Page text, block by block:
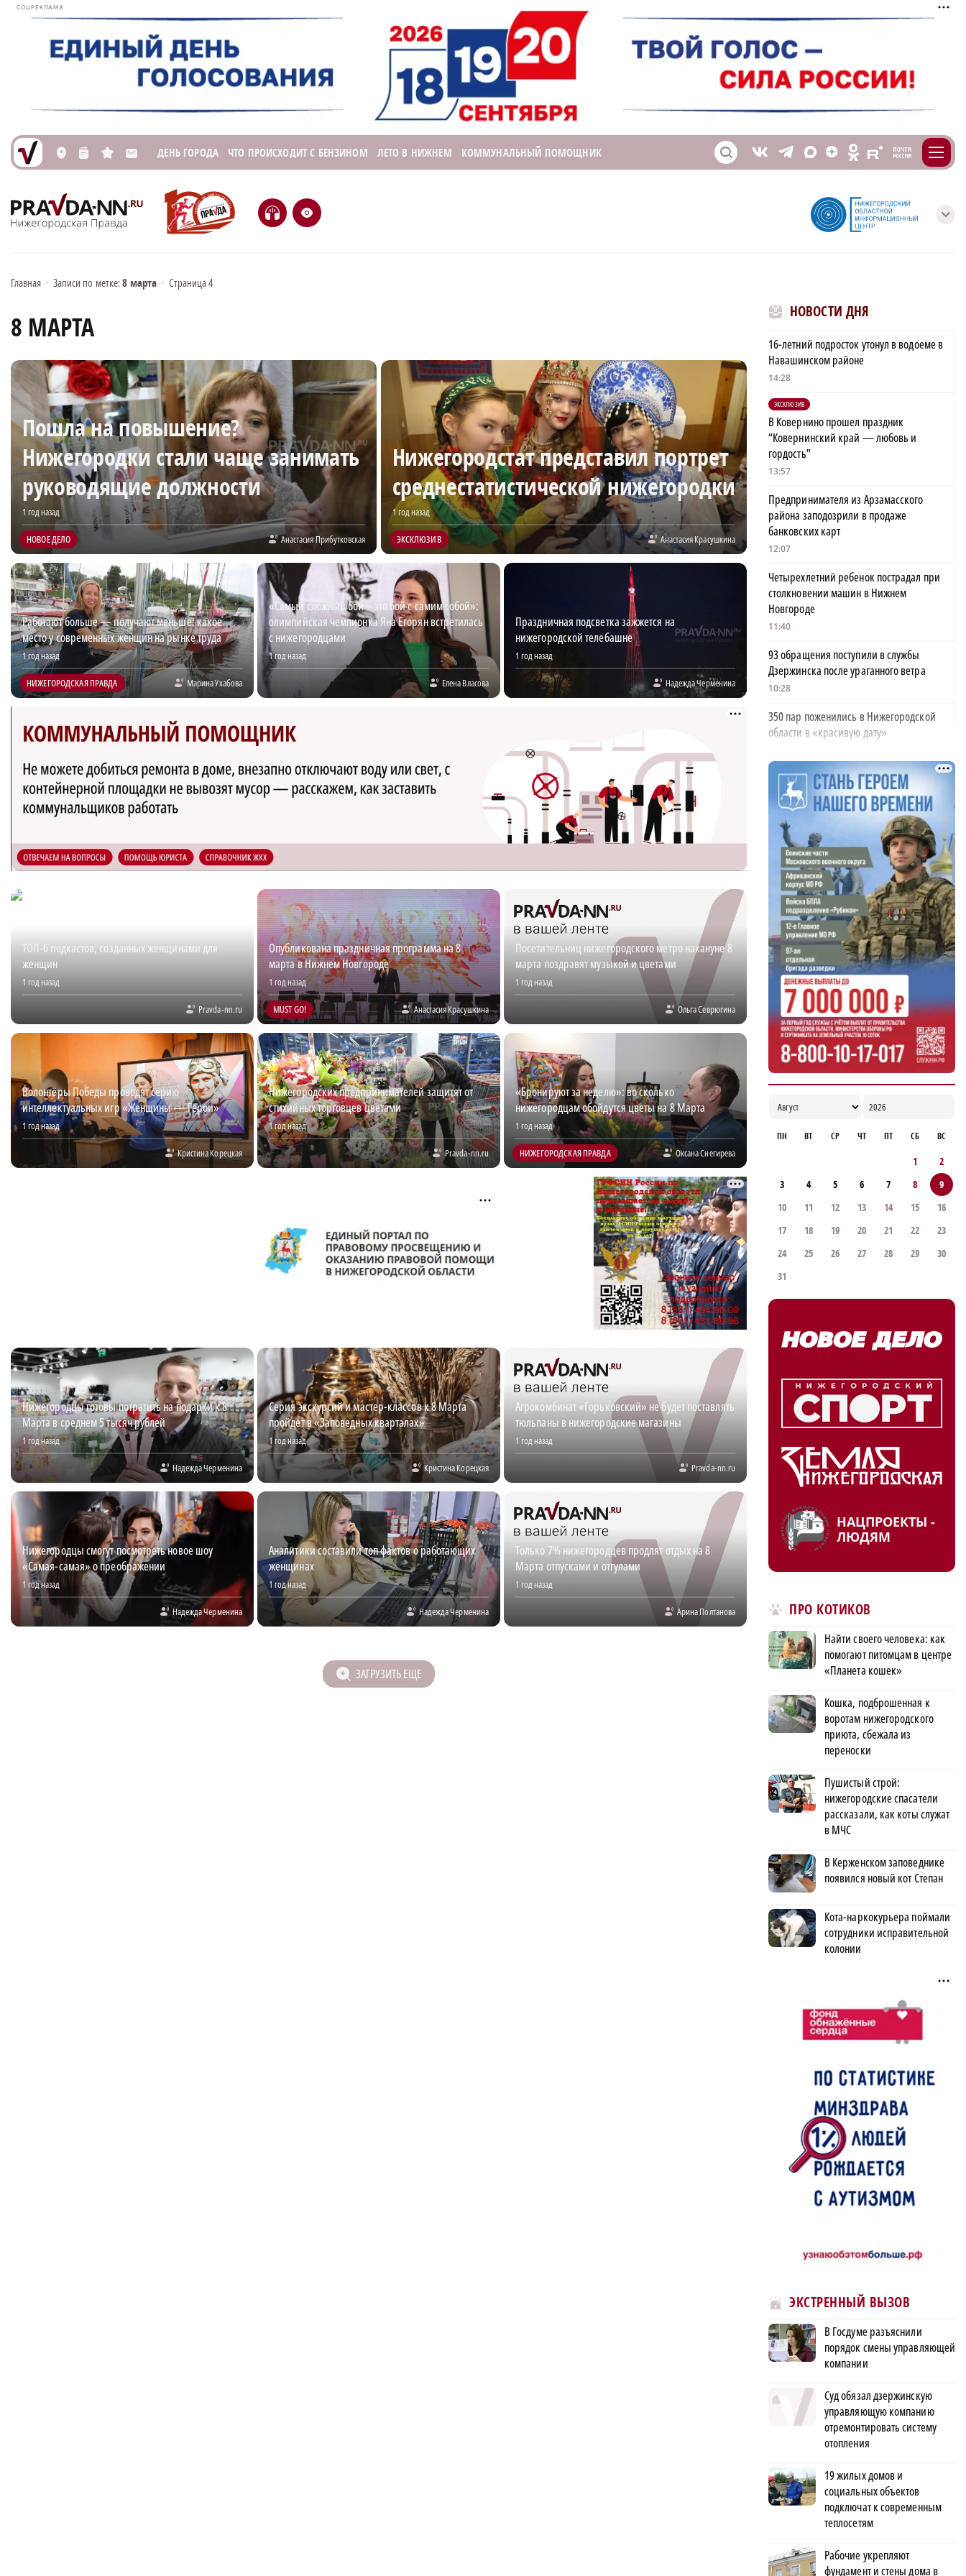
СОЦРЕКЛАМА
L n s M ДЕНЬ ГОРОДА ЧТО ПРОИСХОДИТ С БЕНЗИНОМ ЛЕТО В НИЖНЕМ КОММУНАЛЬНЫЙ ПОМОЩНИК S V T X Z O E m
H e с
Главная • Записи по метке:8 марта • Страница 4
8 МАРТА
Пошла на повышение?
Нижегородки стали чаще занимать
руководящие должности
1 год назад
НОВОЕ ДЕЛО Анастасия Прибутковская
Нижегородстат представил портрет
среднестатистической нижегородки
1 год назад
ЭКСКЛЮЗИВ Анастасия Красушкина
Работают больше — получают меньше: какое
место у современных женщин на рынке труда
1 год назад
НИЖЕГОРОДСКАЯ ПРАВДА Марина Ухабова
«Самый сложный бой – это бой с самим собой»:
олимпийская чемпионка Яна Егорян встретилась
с нижегородцами
1 год назад
Елена Власова
Праздничная подсветка зажжется на
нижегородской телебашне
1 год назад
Надежда Черменина
ТОП‑6 подкастов, созданных женщинами для
женщин
1 год назад
Pravda-nn.ru
Опубликована праздничная программа на 8
марта в Нижнем Новгороде
1 год назад
MUST GO! Анастасия Красушкина
Посетительниц нижегородского метро накануне 8
марта поздравят музыкой и цветами
1 год назад
Ольга Севрюгина
Волонтёры Победы проводят серию
интеллектуальных игр «Женщины — Герои»
1 год назад
Кристина Корецкая
Нижегородских предпринимателей защитят от
стихийных торговцев цветами
1 год назад
Pravda-nn.ru
«Бронируют за неделю»: во сколько
нижегородцам обойдутся цветы на 8 Марта
1 год назад
НИЖЕГОРОДСКАЯ ПРАВДА Оксана Снегирева
Нижегородцы готовы потратить на подарки к 8
Марта в среднем 5 тысяч рублей
1 год назад
Надежда Черменина
Серия экскурсий и мастер-классов к 8 Марта
пройдет в «Заповедных кварталах»
1 год назад
Кристина Корецкая
Агрокомбинат «Горьковский» не будет поставлять
тюльпаны в нижегородские магазины
1 год назад
Pravda-nn.ru
Нижегородцы смогут посмотреть новое шоу
«Самая-самая» о преображении
1 год назад
Надежда Черменина
Аналитики составили топ фактов о работающих
женщинах
1 год назад
Надежда Черменина
Только 7% нижегородцев продлят отдых на 8
Марта отпусками и отгулами
1 год назад
Арина Полтанова
ЗАГРУЗИТЬ ЕЩЕ
НОВОСТИ ДНЯ
16-летний подросток утонул в водоеме в
Навашинском районе
14:28
ЭКСКЛЮЗИВ
В Ковернино прошел праздник
“Ковернинский край — любовь и
гордость”
13:57
Предпринимателя из Арзамасского
района заподозрили в продаже
банковских карт
12:07
Четырехлетний ребенок пострадал при
столкновении машин в Нижнем
Новгороде
11:40
93 обращения поступили в службы
Дзержинска после ураганного ветра
10:28
350 пар поженились в Нижегородской
области в «красивую дату»
Деревянное здание загорелось от удара
молнии в Борском районе
09:42
Глеб Никитин обратился к строителям в
День строителя
06:00
ФК «Нижний Новгород» одержал пятую
победу подряд
21:08
Третий класс пожароопасности действует
в Нижегородской области
17:05
ПН ВТ СР ЧТ ПТ СБ ВС
1
2
3
4 5 6 7 8
9
10
11 12 13 14 15
16
17
18 19 20 21 22
23
24
25 26 27 28 29
30
31
НАЦПРОЕКТЫ -
ЛЮДЯМ
ПРО КОТИКОВ
Найти своего человека: как
помогают питомцам в центре
«Планета кошек»
Кошка, подброшенная к
воротам нижегородского
приюта, сбежала из
переноски
Пушистый строй:
нижегородские спасатели
рассказали, как коты служат
в МЧС
В Керженском заповеднике
появился новый кот Степан
Кота-наркокурьера поймали
сотрудники исправительной
колонии
ЭКСТРЕННЫЙ ВЫЗОВ
В Госдуме разъяснили
порядок смены управляющей
компании
Суд обязал дзержинскую
управляющую компанию
отремонтировать систему
отопления
19 жилых домов и
социальных объектов
подключат к современным
теплосетям
Рабочие укрепляют
фундамент и стены дома в